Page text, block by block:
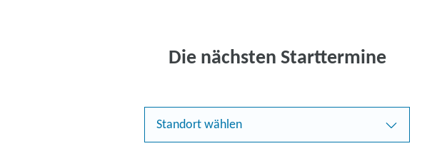
Die nächsten Starttermine
Standort wählen